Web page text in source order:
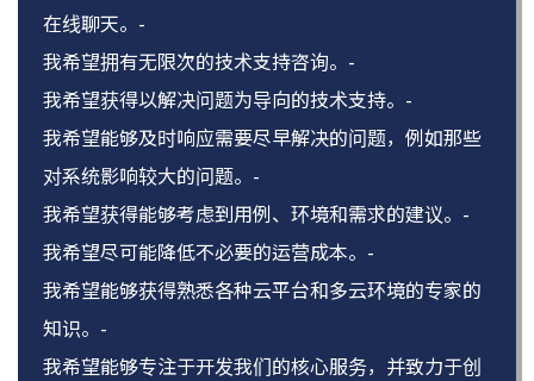
在线聊天。-
我希望拥有无限次的技术支持咨询。-
我希望获得以解决问题为导向的技术支持。-
我希望能够及时响应需要尽早解决的问题，例如那些
对系统影响较大的问题。-
我希望获得能够考虑到用例、环境和需求的建议。-
我希望尽可能降低不必要的运营成本。-
我希望能够获得熟悉各种云平台和多云环境的专家的
知识。-
我希望能够专注于开发我们的核心服务，并致力于创